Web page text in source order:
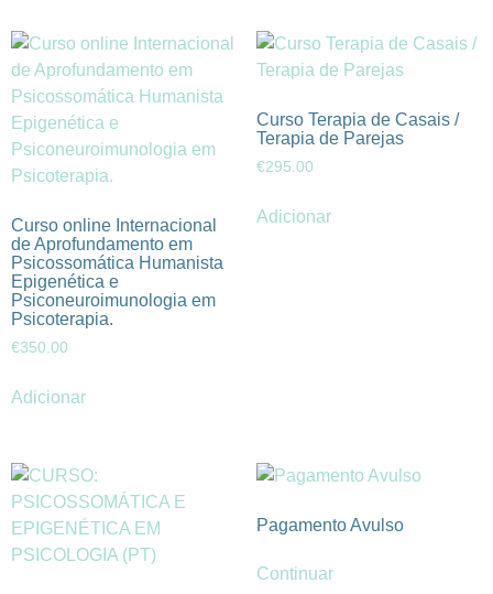
Curso online Internacional
de Aprofundamento em
Psicossomática Humanista
Epigenética e
Psiconeuroimunologia em
Psicoterapia.
€350.00
Adicionar
Curso Terapia de Casais /
Terapia de Parejas
€295.00
Adicionar
Pagamento Avulso
Continuar